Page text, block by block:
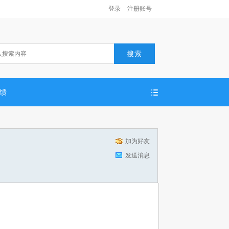
注册账号
登录
搜索
加为好友
发送消息